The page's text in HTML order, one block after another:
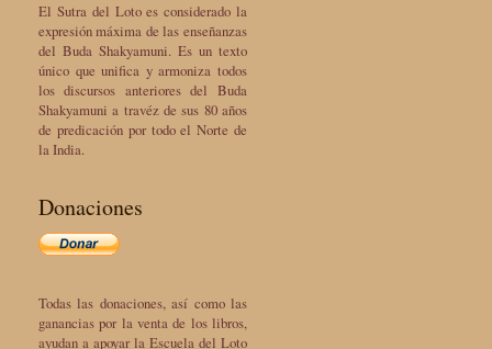
El Sutra del Loto es considerado la
expresión máxima de las enseñanzas
del Buda Shakyamuni. Es un texto
único que unifica y armoniza todos
los discursos anteriores del Buda
Shakyamuni a travéz de sus 80 años
de predicación por todo el Norte de
la India.
Donaciones
Todas las donaciones, así como las
ganancias por la venta de los libros,
ayudan a apoyar la Escuela del Loto